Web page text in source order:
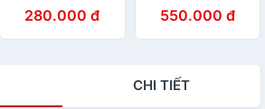
Nghệ Thuật Đẹp
- Tranh Tráng
280.000 đ
sang trọng khổ
dọc kèm đinh
550.000 đ
CHI TIẾT